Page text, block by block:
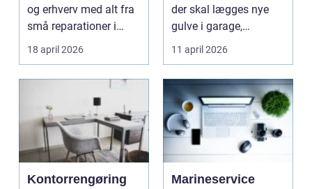
og erhverv med alt fra
små reparationer i
boligen til s...
18 april 2026
der skal lægges nye
gulve i garage,
værksted, lager elle...
11 april 2026
Kontorrengøring
Marineservice